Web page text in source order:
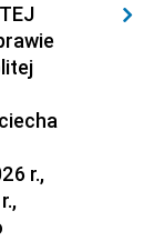
r.,